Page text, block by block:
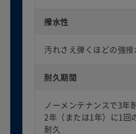
撥水性
汚れさえ弾くほどの強撥
耐久期間
ノーメンテナンスで3年
2年（または1年）に1回
耐久